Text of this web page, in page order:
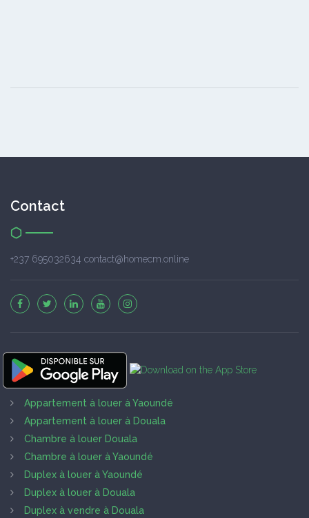
Contact
+237 695032634 contact@homecm.online
Appartement à louer à Yaoundé
Appartement à louer à Douala
Chambre à louer Douala
Chambre à louer à Yaoundé
Duplex à louer à Yaoundé
Duplex à louer à Douala
Duplex à vendre à Douala